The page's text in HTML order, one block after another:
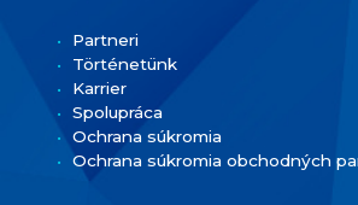
Partneri
Történetünk
Karrier
Spolupráca
Ochrana súkromia
Ochrana súkromia obchodných